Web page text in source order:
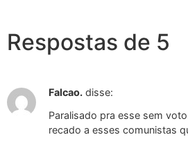
Respostas de 5
Falcao. disse:
Paralisado pra esse sem
recado a esses comunistas